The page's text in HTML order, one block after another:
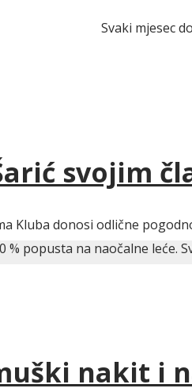
Svaki mjesec
svojim
Kluba donosi odlične
popusta na naočalne leće.
nakit i